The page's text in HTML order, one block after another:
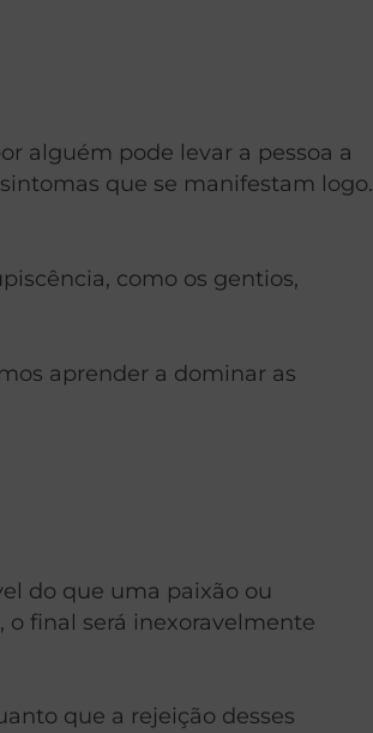
alguém pode levar a pessoa a
que se manifestam logo.
como os gentios,
aprender a dominar as
do que uma paixão ou
o final será inexoravelmente
que a rejeição desses